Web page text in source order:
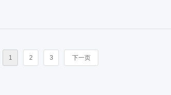
1 2 3 下一页